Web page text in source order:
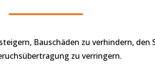
Bauschäden zu verhindern,
zu verringern.